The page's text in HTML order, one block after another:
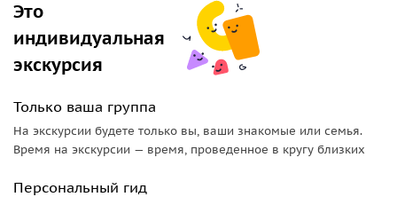
Это
индивидуальная
экскурсия
Только ваша группа
На экскурсии будете только вы, ваши знакомые или семья.
Время на экскурсии — время, проведенное в кругу близких
Персональный гид